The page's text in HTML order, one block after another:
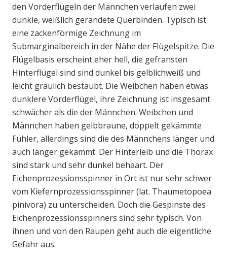
den Vorderflügeln der Männchen verlaufen zwei
dunkle, weißlich gerandete Querbinden. Typisch ist
eine zackenförmige Zeichnung im
Submarginalbereich in der Nähe der Flügelspitze. Die
Flügelbasis erscheint eher hell, die gefransten
Hinterflügel sind sind dunkel bis gelblichweiß und
leicht gräulich bestäubt. Die Weibchen haben etwas
dunklere Vorderflügel, ihre Zeichnung ist insgesamt
schwächer als die der Männchen. Weibchen und
Männchen haben gelbbraune, doppelt gekämmte
Fühler, allerdings sind die des Männchens länger und
auch länger gekämmt. Der Hinterleib und die Thorax
sind stark und sehr dunkel behaart. Der
Eichenprozessionsspinner in Ort ist nur sehr schwer
vom Kiefernprozessionsspinner (lat. Thaumetopoea
pinivora) zu unterscheiden. Doch die Gespinste des
Eichenprozessionsspinners sind sehr typisch. Von
ihnen und von den Raupen geht auch die eigentliche
Gefahr aus.